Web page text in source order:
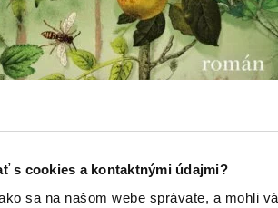
s cookies a kontaktnými údajmi?
sa na našom webe správate, a mohli